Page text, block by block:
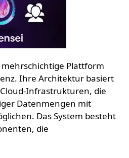
mehrschichtige Plattform
Ihre Architektur basiert
Infrastrukturen, die
Datenmengen mit
Das System besteht
die